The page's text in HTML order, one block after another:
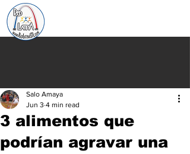
3 alimentos que
podrían agravar una
Salo Amaya
Jun 3 4 min read